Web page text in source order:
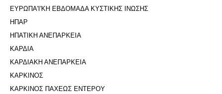
ΕΥΡΩΠΑ'Ι'ΚΗ ΕΒΔΟΜΑΔΑ ΚΥΣΤΙΚΗΣ ΙΝΩΣΗΣ
ΗΠΑΡ
ΗΠΑΤΙΚΗ ΑΝΕΠΑΡΚΕΙΑ
ΚΑΡΔΙΑ
ΚΑΡΔΙΑΚΗ ΑΝΕΠΑΡΚΕΙΑ
ΚΑΡΚΙΝΟΣ
ΚΑΡΚΙΝΟΣ ΠΑΧΕΩΣ ΕΝΤΕΡΟΥ